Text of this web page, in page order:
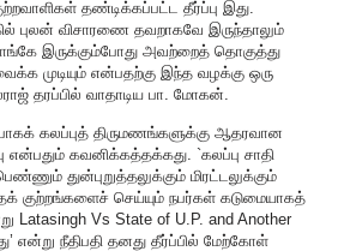
தண்டிக்கப்பட்ட தீர்ப்பு இது.
புலன் விசாரணை தவறாகவே இருந்தாலும்
இருக்கும்போது அவற்றைத் தொகுத்து
முடியும் என்பதற்கு இந்த வழக்கு ஒரு
தரப்பில் வாதாடிய பா. மோகன்.
கலப்புத் திருமணங்களுக்கு ஆதரவான
கவனிக்கத்தக்கது. `கலப்பு சாதி
துன்புறுத்தலுக்கும் மிரட்டலுக்கும்
குற்றங்களைச் செய்யும் நபர்கள் கடுமையாகத்
Vs State of U.P. and Another
என்று நீதிபதி தனது தீர்ப்பில் மேற்கோள்